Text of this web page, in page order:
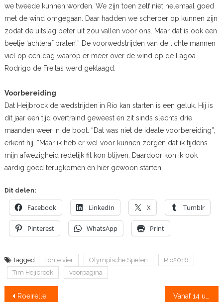
we tweede kunnen worden. We zijn toen zelf niet helemaal goed
met de wind omgegaan. Daar hadden we scherper op kunnen zijn
zodat de uitslag beter uit zou vallen voor ons. Maar dat is ook een
beetje ‘achteraf praten’.” De voorwedstrijden van de lichte mannen
viel op een dag waarop er meer over de wind op de Lagoa
Rodrigo de Freitas werd geklaagd.
Voorbereiding
Dat Heijbrock de wedstrijden in Rio kan starten is een geluk. Hij is
dit jaar een tijd overtraind geweest en zit sinds slechts drie
maanden weer in de boot. “Dat was niet de ideale voorbereiding”,
erkent hij. “Maar ik heb er wel voor kunnen zorgen dat ik tijdens
mijn afwezigheid redelijk fit kon blijven. Daardoor kon ik ook
aardig goed terugkomen en hier gewoon starten.”
Dit delen:
Facebook LinkedIn X Tumblr
Pinterest WhatsApp Print
Tagged lichte vier Olympische Spelen
Rio2016
Tim Heijbrock
voorpagina
Bericht
Roeirelletje: Roel Braas pissig op Rogier Blink over ‘hockeymeisjes’ Vanaf 14 uur NLboten aan de start, support ondertussen NLroei!